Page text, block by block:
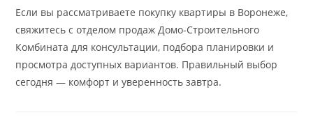
Если вы рассматриваете покупку квартиры в Воронеже,
свяжитесь с отделом продаж Домо-Строительного
Комбината для консультации, подбора планировки и
просмотра доступных вариантов. Правильный выбор
сегодня — комфорт и уверенность завтра.